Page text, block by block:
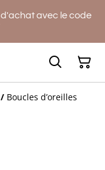
avec le code
/ Boucles d’oreilles